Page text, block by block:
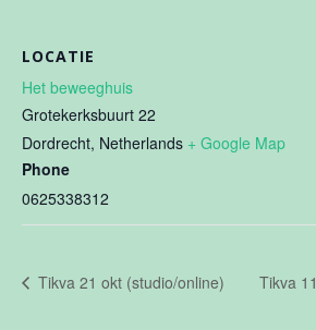
LOCATIE
Het beweeghuis
Grotekerksbuurt 22
Dordrecht, Netherlands + Google Map
Phone
0625338312
Tikva 21 okt (studio/online) Tikva